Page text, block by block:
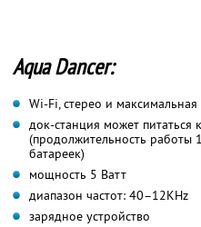
Aqua Dancer:
Wi-Fi, стерео и
док-станция может питаться
(продолжительность работы
батареек)
мощность 5 Ватт
диапазон частот: 40–12KHz
зарядное устройство